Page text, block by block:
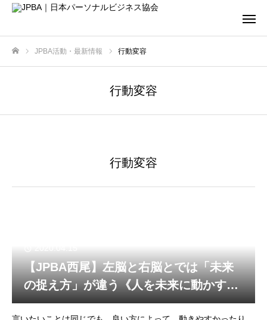
JPBA活動・最新情報 行動変容
行動変容
行動変容
【JPBA西尾】左脳と右脳とでは「未来
の捉え方」が違う《人を未来に動かす法
則》